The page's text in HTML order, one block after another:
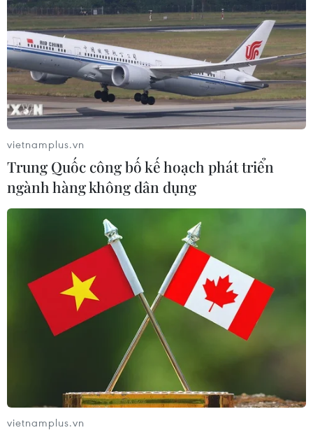
vietnamplus.vn
Trung Quốc công bố kế hoạch phát triển
ngành hàng không dân dụng
vietnamplus.vn